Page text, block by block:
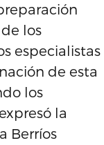
los
especialistas
de esta
los
la
Berríos